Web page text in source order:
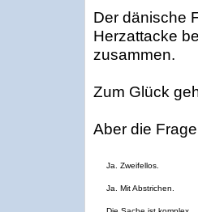
Der dänische
Herzattacke
zusammen.
Zum Glück
Aber die
Ja. Zweifellos.
Ja. Mit Abstrichen.